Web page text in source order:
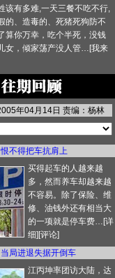
该有多难,一天三餐不吃不行,
的、造毒的、死猪死狗防不
算你万幸，吃个半死，没钱
女，倾家荡产没人管…[我来
年04月14日 责编：杨林
恨不得把车抗肩上
买得起车的人越来越
多，然而养车却越来越
不容易。除了保险、维
修、油钱外还有相当大
的一项就是停车费…[详
细][评论]
局进退失据开倒车
江丙坤率团访大陆，达